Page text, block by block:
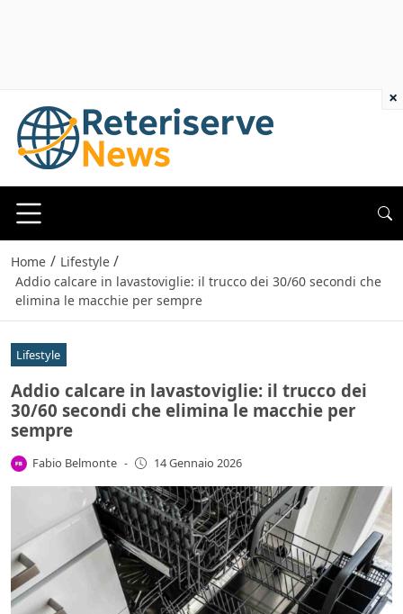
Home / Lifestyle /
Addio calcare in lavastoviglie: il trucco dei 30/60 secondi che
elimina le macchie per sempre
Lifestyle
Addio calcare in lavastoviglie: il trucco dei
30/60 secondi che elimina le macchie per
sempre
Fabio Belmonte - 14 Gennaio 2026
×